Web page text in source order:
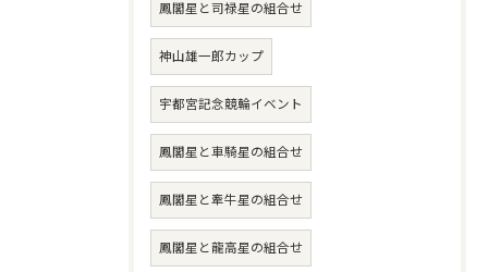
鳳閣星と司禄星の組合せ
神山雄一郎カップ
宇都宮記念競輪イベント
鳳閣星と車騎星の組合せ
鳳閣星と牽牛星の組合せ
鳳閣星と龍高星の組合せ